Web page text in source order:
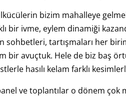
bizim mahalleye
bir ivme, eylem dinamiği
tartışmaları her
bir avuçtuk. Hele de biz baş
hasılı kelam farklı
ve toplantılar o dönem çok